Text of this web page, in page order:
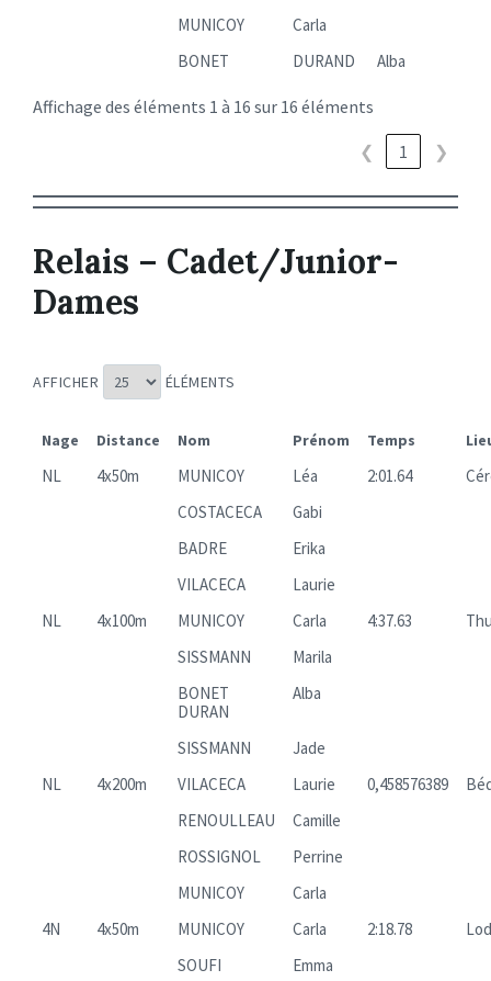
MUNICOY
Carla
BONET
DURAND Alba
Affichage des éléments 1 à 16 sur 16 éléments
❮ 1 ❯
Relais – Cadet/Junior-
Dames
AFFICHER ÉLÉMENTS
Nage Distance Nom Prénom Temps
NL 4x50m MUNICOY Léa 2:01.64
COSTACECA
Gabi
BADRE
Erika
VILACECA
Laurie
NL
4x100m MUNICOY Carla 4:37.63
SISSMANN
Marila
BONET
DURAN
Alba
SISSMANN
Jade
NL
4x200m VILACECA Laurie 0,458576389
RENOULLEAU
Camille
ROSSIGNOL
Perrine
MUNICOY
Carla
4N
4x50m MUNICOY Carla 2:18.78
SOUFI
Emma